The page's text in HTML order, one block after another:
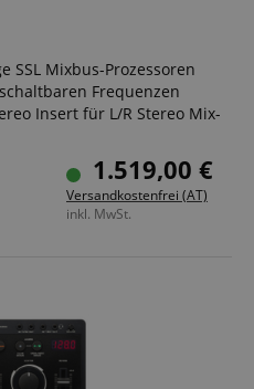
SSL Mixbus-Prozessoren
Frequenzen
Insert für L/R Stereo Mix-
Ausgänge1.519,00 €
Versandkostenfrei (AT)
inkl. MwSt.